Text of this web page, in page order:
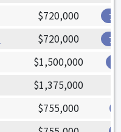
$720,000 ア
$720,000 ア
$1,500,000
$1,375,000
$755,000